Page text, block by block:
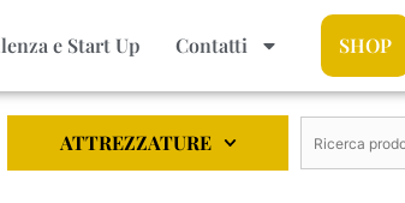
e Start Up Contatti SHOP
ATTREZZATURE